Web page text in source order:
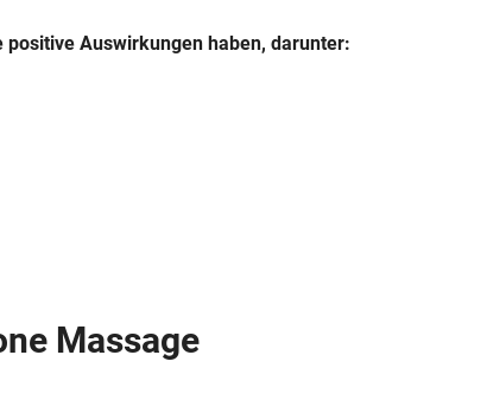
positive Auswirkungen haben, darunter:
Massage